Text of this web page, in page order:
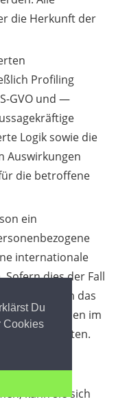
Du
Cookies
die Herkunft der
Profiling
GVO und —
Logik sowie die
Auswirkungen
die betroffene
ein
internationale
dies der Fall
im Übrigen das
Garantien im
zu erhalten.
kann sie sich